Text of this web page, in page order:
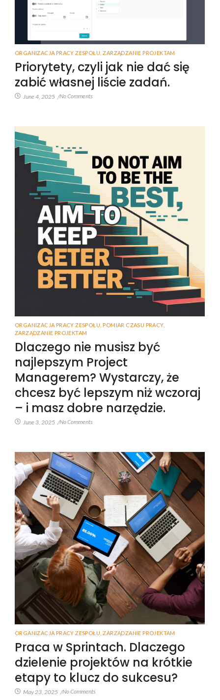
ORGANIZACJA PRACY ZESPOŁU ZARZĄDZANIE PROJEKTAM
Priorytety, czyli jak nie dać się
zabić własnej liście zadań.
June 4, 2025 /No Comments
ORGANIZACJA PRACY ZESPOŁU POMIAR CZASU PRACY,
ZARZĄDZANIE PROJEKTAM
Dlaczego nie musisz być
najlepszym Project
Managerem? Wystarczy, że
chcesz być lepszym niż wczoraj
– i masz dobre narzędzie.
June 3, 2025 /No Comments
ORGANIZACJA PRACY ZESPOŁU ZARZĄDZANIE PROJEKTAM
Praca w Sprintach. Dlaczego
dzielenie projektów na krótkie
etapy to klucz do sukcesu?
May 23, 2025 /No Comments